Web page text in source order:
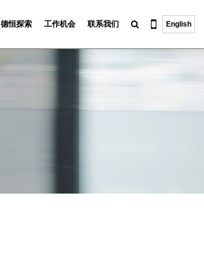
德恒探索 工作机会 联系我们 English